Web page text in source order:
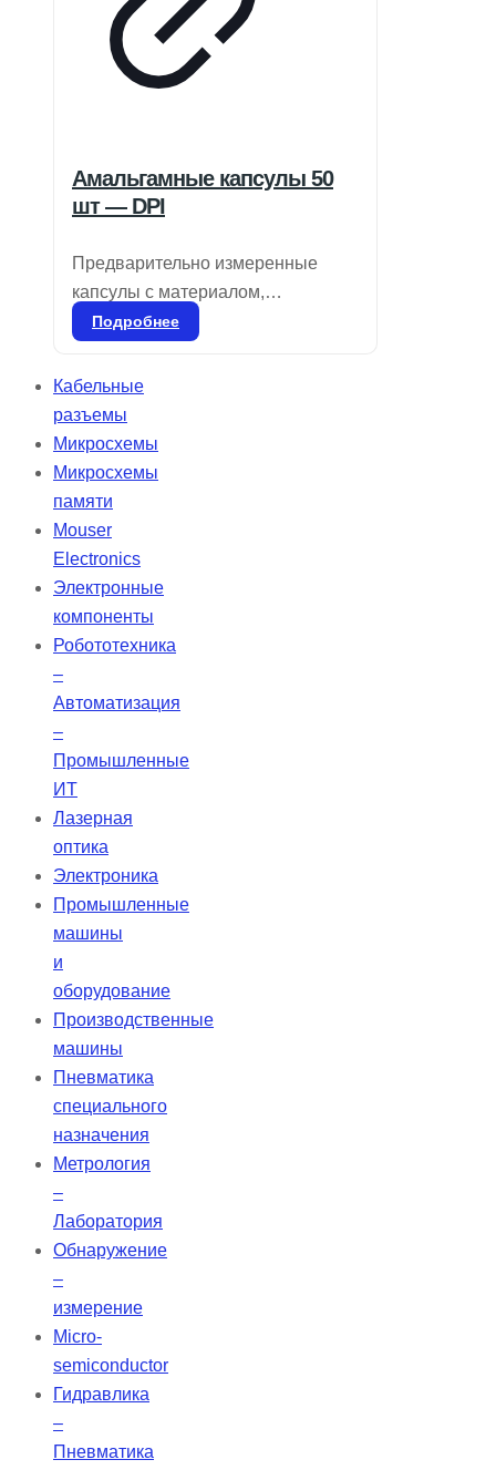
Амальгамные капсулы 50
шт — DPI
Предварительно измеренные
капсулы с материалом,
свободным от гамма-2 и ртути
предназначены для смешивания
в специальном смесителе.
Применяются для всех видов
реставраций боковых зубов и
ситуаций, где эстетика не
является приоритетной. Удобны в
использовании благодаря
цветовой маркировке и
предварительной дозировке.
Подробнее
Кабельные
разъемы
Микросхемы
Микросхемы
памяти
Mouser
Electronics
Электронные
компоненты
Робототехника
–
Автоматизация
–
Промышленные
ИТ
Лазерная
оптика
Электроника
Промышленные
машины
и
оборудование
Производственные
машины
Пневматика
специального
назначения
Метрология
–
Лаборатория
Обнаружение
–
измерение
Micro-
semiconductor
Гидравлика
–
Пневматика